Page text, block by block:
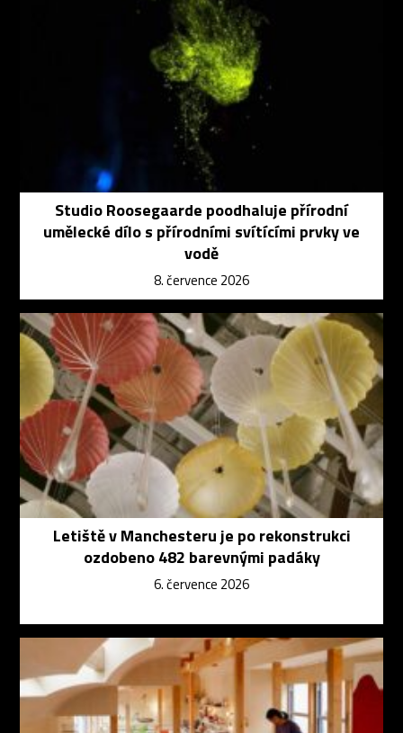
Studio Roosegaarde poodhaluje přírodní
umělecké dílo s přírodními svítícími prvky ve
vodě
8. července 2026
Letiště v Manchesteru je po rekonstrukci
ozdobeno 482 barevnými padáky
6. července 2026